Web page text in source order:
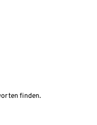
finden.